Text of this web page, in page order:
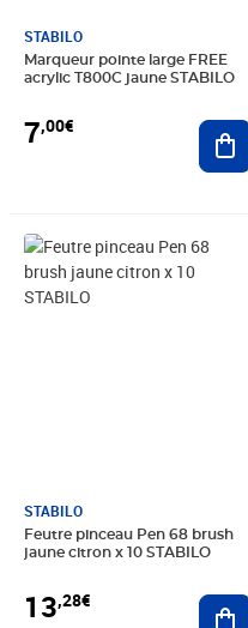
STABILO
Marqueur pointe large FREE
acrylic T800C jaune STABILO
7,00€
STABILO
Feutre pinceau Pen 68 brush
jaune citron x 10 STABILO
13,28€
Prix 13,28€